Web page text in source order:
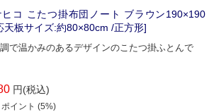
ヒコ こたつ掛布団ノート ブラウン190×190
天板サイズ:約80×80cm /正方形]
で温かみのあるデザインのこたつ掛ふとんで
円(税込)
ポイント (5%)